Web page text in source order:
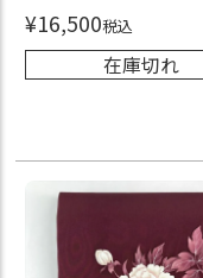
¥16,500税込
在庫切れ